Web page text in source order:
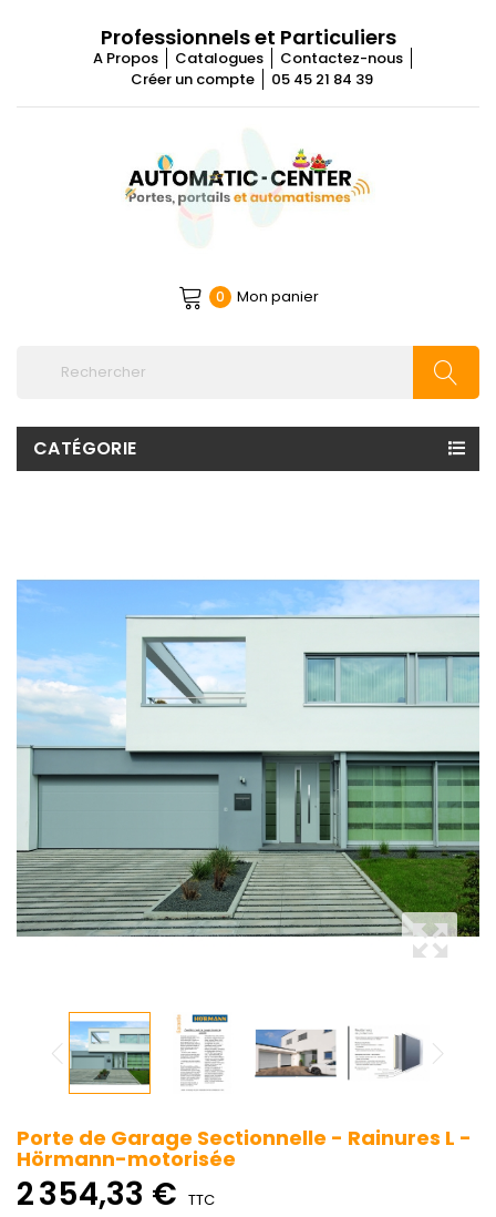
Professionnels et Particuliers
A Propos Catalogues
Contactez-nous
Créer un compte
05 45 21 84 39
0 Mon panier
CATÉGORIE
Porte de Garage Sectionnelle - Rainures L -
Hörmann-motorisée
2 354,33 € TTC